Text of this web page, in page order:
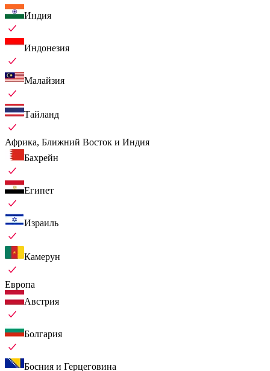
Индия
Индонезия
Малайзия
Тайланд
Африка, Ближний Восток и Индия
Бахрейн
Египет
Израиль
Камерун
Европа
Австрия
Болгария
Босния и Герцеговина